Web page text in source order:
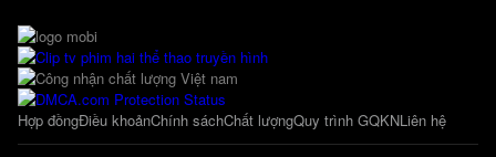
Hợp đồngĐiều khoảnChính sáchChất lượngQuy trình GQKNLiên hệ